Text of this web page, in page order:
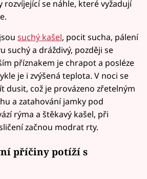
rozvíjející se náhle, které vyžadují
suchý kašel, pocit sucha, pálení
suchý a dráždivý, později se
příznakem je chrapot a posléze
je i zvýšená teplota. V noci se
dusit, což je provázeno zřetelným
a zatahování jamky pod
rýma a štěkavý kašel, při
začnou modrat rty.
příčiny potíží s